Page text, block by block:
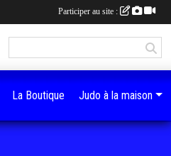
La Boutique Judo à la maison
Participer au site :